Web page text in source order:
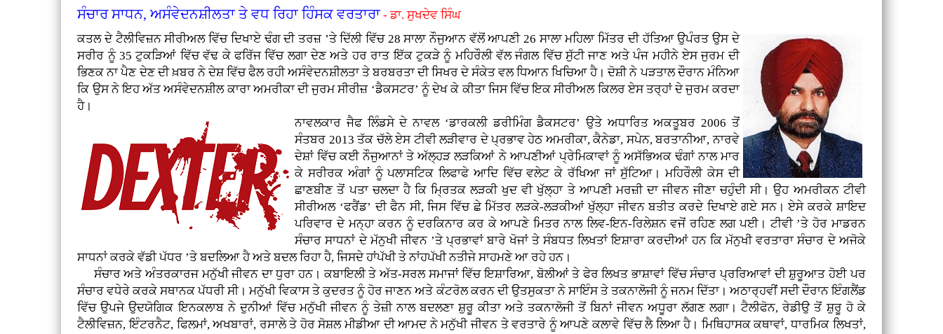
ਸੰਚਾਰ ਸਾਧਨ, ਅਸੰਵੇਦਨਸ਼ੀਲਤਾ ਤੇ ਵਧ ਰਿਹਾ ਹਿੰਸਕ ਵਰਤਾਰਾ - ਡਾ. ਸੁਖਦੇਵ ਸਿੰਘ
ਕਤਲ ਦੇ ਟੈਲੀਵਿਜ਼ਨ ਸੀਰੀਅਲ ਵਿੱਚ ਦਿਖਾਏ ਢੰਗ ਦੀ ਤਰਜ਼ ’ਤੇ ਦਿੱਲੀ ਵਿੱਚ 28 ਸਾਲਾ ਨੌਜੁਆਨ ਵੱਲੋਂ ਆਪਣੀ 26 ਸਾਲਾ ਮਹਿਲਾ ਮਿੱਤਰ ਦੀ ਹੱਤਿਆ ਉਪੰਰਤ ਉਸ ਦੇ
ਸਰੀਰ ਨੂੰ 35 ਟੁਕੜਿਆਂ ਵਿੱਚ ਵੱਢ ਕੇ ਫਰਿੱਜ ਵਿੱਚ ਲਗਾ ਦੇਣ ਅਤੇ ਹਰ ਰਾਤ ਇੱਕ ਟੁਕੜੇ ਨੂੰ ਮਹਿਰੌਲੀ ਵੱਲ ਜੰਗਲ ਵਿੱਚ ਸੁੱਟੀ ਜਾਣ ਅਤੇ ਪੰਜ ਮਹੀਨੇ ਏਸ ਜੁਰਮ ਦੀ
ਭਿਣਕ ਨਾ ਪੈਣ ਦੇਣ ਦੀ ਖ਼ਬਰ ਨੇ ਦੇਸ਼ ਵਿੱਚ ਫੈਲ ਰਹੀ ਅਸੰਵੇਦਨਸ਼ੀਲਤਾ ਤੇ ਬਰਬਰਤਾ ਦੀ ਸਿਖਰ ਦੇ ਸੰਕੇਤ ਵਲ ਧਿਆਨ ਖਿਚਿਆ ਹੈ। ਦੋਸ਼ੀ ਨੇ ਪੜਤਾਲ ਦੌਰਾਨ ਮੰਨਿਆ
ਕਿ ਉਸ ਨੇ ਇਹ ਅੱਤ ਅਸੰਵੇਦਨਸ਼ੀਲ ਕਾਰਾ ਅਮਰੀਕਾ ਦੀ ਜੁਰਮ ਸੀਰੀਜ਼ ‘ਡੈਕਸਟਰ’ ਨੂੰ ਦੇਖ ਕੇ ਕੀਤਾ ਜਿਸ ਵਿੱਚ ਇਕ ਸੀਰੀਅਲ ਕਿਲਰ ਏਸ ਤਰ੍ਹਾਂ ਦੇ ਜੁਰਮ ਕਰਦਾ
ਹੈ।
ਨਾਵਲਕਾਰ ਜੈਫ ਲਿੰਡਸੇ ਦੇ ਨਾਵਲ ‘ਡਾਰਕਲੀ ਡਰੀਮਿੰਗ ਡੈਕਸਟਰ’ ਉਤੇ ਅਧਾਰਿਤ ਅਕਤੂਬਰ 2006 ਤੋਂ
ਸੰਤਬਰ 2013 ਤੱਕ ਚੱਲੇ ਏਸ ਟੀਵੀ ਲੜੀਵਾਰ ਦੇ ਪ੍ਰਭਾਵ ਹੇਠ ਅਮਰੀਕਾ, ਕੈਨੇਡਾ, ਸਪੇਨ, ਬਰਤਾਨੀਆ, ਨਾਰਵੇ
ਦੇਸ਼ਾਂ ਵਿੱਚ ਕਈ ਨੌਜੁਆਨਾਂ ਤੇ ਅੱਲ੍ਹੜ ਲੜਕਿਆਂ ਨੇ ਆਪਣੀਆਂ ਪ੍ਰੇਮਿਕਾਵਾਂ ਨੂੰ ਅਸੱਭਿਅਕ ਢੰਗਾਂ ਨਾਲ ਮਾਰ
ਕੇ ਸਰੀਰਕ ਅੰਗਾਂ ਨੂੰ ਪਲਾਸਟਿਕ ਲਿਫਾਫੇ ਆਦਿ ਵਿੱਚ ਵਲੇਟ ਕੇ ਰੱਖਿਆ ਜਾਂ ਸੁੱਟਿਆ। ਮਹਿਰੌਲੀ ਕੇਸ ਦੀ
ਛਾਣਬੀਣ ਤੋਂ ਪਤਾ ਚਲਦਾ ਹੈ ਕਿ ਮ੍ਰਿਤਕ ਲੜਕੀ ਖੁਦ ਵੀ ਖੁੱਲ੍ਹਾ ਤੇ ਆਪਣੀ ਮਰਜ਼ੀ ਦਾ ਜੀਵਨ ਜੀਣਾ ਚਹੁੰਦੀ ਸੀ। ਉਹ ਅਮਰੀਕਨ ਟੀਵੀ
ਸੀਰੀਅਲ ‘ਫਰੈਂਡ’ ਦੀ ਫੈਨ ਸੀ, ਜਿਸ ਵਿੱਚ ਛੇ ਮਿੱਤਰ ਲੜਕੇ-ਲੜਕੀਆਂ ਖੁੱਲ੍ਹਾ ਜੀਵਨ ਬਤੀਤ ਕਰਦੇ ਦਿਖਾਏ ਗਏ ਸਨ। ਏਸੇ ਕਰਕੇ ਸ਼ਾਇਦ
ਪਰਿਵਾਰ ਦੇ ਮਨ੍ਹਾ ਕਰਨ ਨੂੰ ਦਰਕਿਨਾਰ ਕਰ ਕੇ ਆਪਣੇ ਮਿਤਰ ਨਾਲ ਲਿਵ-ਇਨ-ਰਿਲੇਸ਼ਨ ਵਜੋਂ ਰਹਿਣ ਲਗ ਪਈ। ਟੀਵੀ ’ਤੇ ਹੋਰ ਮਾਡਰਨ
ਸੰਚਾਰ ਸਾਧਨਾਂ ਦੇ ਮੱਨੁਖੀ ਜੀਵਨ ’ਤੇ ਪ੍ਰਭਾਵਾਂ ਬਾਰੇ ਖੋਜਾਂ ਤੇ ਸੰਬਧਤ ਲਿਖਤਾਂ ਇਸ਼ਾਰਾ ਕਰਦੀਆਂ ਹਨ ਕਿ ਮੱਨੁਖੀ ਵਰਤਾਰਾ ਸੰਚਾਰ ਦੇ ਅਜੋਕੇ
ਸਾਧਨਾਂ ਕਰਕੇ ਵੱਡੀ ਪੱਧਰ ’ਤੇ ਬਦਲਿਆ ਹੈ ਅਤੇ ਬਦਲ ਰਿਹਾ ਹੈ, ਜਿਸਦੇ ਹਾਂਪੱਖੀ ਤੇ ਨਾਂਹਪੱਖੀ ਨਤੀਜੇ ਸਾਹਮਣੇ ਆ ਰਹੇ ਹਨ।
ਸੰਚਾਰ ਅਤੇ ਅੰਤਰਕਾਰਜ ਮਨੁੱਖੀ ਜੀਵਨ ਦਾ ਧੁਰਾ ਹਨ। ਕਬਾਇਲੀ ਤੇ ਅੱਤ-ਸਰਲ ਸਮਾਜਾਂ ਵਿੱਚ ਇਸ਼ਾਰਿਆ, ਬੋਲੀਆਂ ਤੇ ਫੇਰ ਲਿਖਤ ਭਾਸ਼ਾਵਾਂ ਵਿੱਚ ਸੰਚਾਰ ਪ੍ਰਰਿਆਵਾਂ ਦੀ ਸ਼ੁਰੂਆਤ ਹੋਈ ਪਰ
ਸੰਚਾਰ ਵਧੇਰੇ ਕਰਕੇ ਸਥਾਨਕ ਪੱਧਰੀ ਸੀ। ਮਨੁੱਖੀ ਵਿਕਾਸ ਤੇ ਕੁਦਰਤ ਨੂੰ ਹੋਰ ਜਾਣਨ ਅਤੇ ਕੰਟਰੋਲ ਕਰਨ ਦੀ ਉਤਸੁਕਤਾ ਨੇ ਸਾਇੰਸ ਤੇ ਤਕਨਾਲੋਜੀ ਨੂੰ ਜਨਮ ਦਿੱਤਾ। ਅਠਾਰ੍ਹਵੀਂ ਸਦੀ ਦੌਰਾਨ ਇੰਗਲੈਂਡ
ਵਿੱਚ ਉਪਜੇ ਉਦਯੋਗਿਕ ਇਨਕਲਾਬ ਨੇ ਦੁਨੀਆਂ ਵਿੱਚ ਮਨੁੱਖੀ ਜੀਵਨ ਨੂੰ ਤੇਜ਼ੀ ਨਾਲ ਬਦਲਣਾ ਸ਼ੁਰੂ ਕੀਤਾ ਅਤੇ ਤਕਨਾਲੋਜੀ ਤੋਂ ਬਿਨਾਂ ਜੀਵਨ ਅਧੂਰਾ ਲੱਗਣ ਲਗਾ। ਟੈਲੀਫੋਨ, ਰੇਡੀਉ ਤੋਂ ਸ਼ੁਰੂ ਹੋ ਕੇ
ਟੈਲੀਵਿਜ਼ਨ, ਇੰਟਰਨੈਟ, ਫਿਲਮਾਂ, ਅਖਬਾਰਾਂ, ਰਸਾਲੇ ਤੇ ਹੋਰ ਸੋਸ਼ਲ ਮੀਡੀਆ ਦੀ ਆਮਦ ਨੇ ਮਨੁੱਖੀ ਜੀਵਨ ਤੇ ਵਰਤਾਰੇ ਨੂੰ ਆਪਣੇ ਕਲਾਵੇ ਵਿੱਚ ਲੈ ਲਿਆ ਹੈ। ਮਿਥਿਹਾਸਕ ਕਥਾਵਾਂ, ਧਾਰਮਿਕ ਲਿਖਤਾਂ,